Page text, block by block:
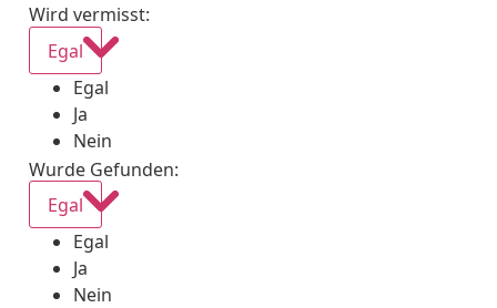
Wird vermisst:
Egal
Egal
Ja
Nein
Wurde Gefunden:
Egal
Egal
Ja
Nein